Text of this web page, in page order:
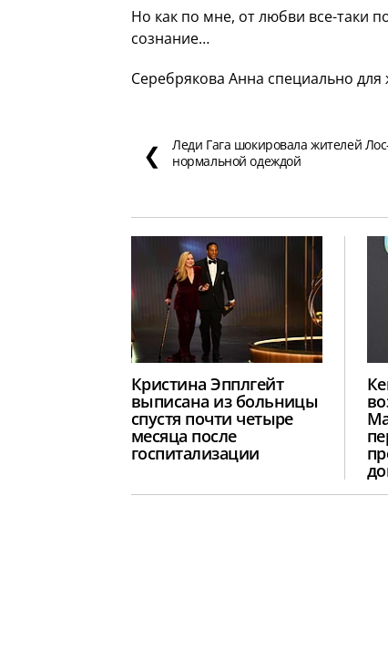
Но как по мне, от любви все-таки
сознание…
Серебрякова Анна специально
❮
Леди Гага шокировала жителей
нормальной одеждой
Кристина Эпплгейт
выписана из больницы
спустя почти четыре
месяца после
госпитализации